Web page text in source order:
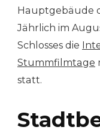
Hauptgebäude
Jährlich im
Schlosses die
Stummfilmtage
statt.